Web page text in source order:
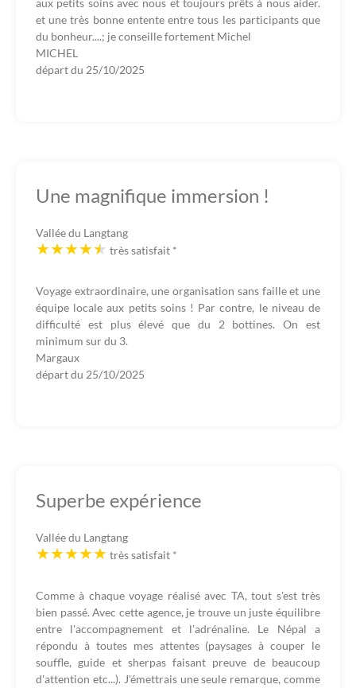
aux petits soins avec nous et toujours prêts à nous aider.
et une très bonne entente entre tous les participants que
du bonheur....; je conseille fortement Michel
MICHEL
départ du 25/10/2025
Une magnifique immersion !
Vallée du Langtang
très satisfait *
Voyage extraordinaire, une organisation sans faille et une
équipe locale aux petits soins ! Par contre, le niveau de
difficulté est plus élevé que du 2 bottines. On est
minimum sur du 3.
Margaux
départ du 25/10/2025
Superbe expérience
Vallée du Langtang
très satisfait *
Comme à chaque voyage réalisé avec TA, tout s'est très
bien passé. Avec cette agence, je trouve un juste équilibre
entre l'accompagnement et l'adrénaline. Le Népal a
répondu à toutes mes attentes (paysages à couper le
souffle, guide et sherpas faisant preuve de beaucoup
d'attention etc...). J'émettrais une seule remarque, comme